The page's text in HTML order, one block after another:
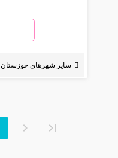
سایر شهرهای خوزستان